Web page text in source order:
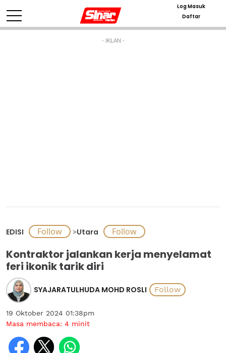
Log Masuk
Daftar
- IKLAN -
EDISI >Utara
Kontraktor jalankan kerja menyelamat
feri ikonik tarik diri
SYAJARATULHUDA MOHD ROSLI
19 Oktober 2024 01:38pm
Masa membaca: 4 minit